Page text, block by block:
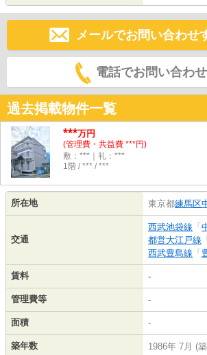
メールでお問い合わせ
電話でお問い合わ
過去掲載物件一覧
***万円
(管理費・共益費 ***円)
敷：***｜礼：***
1階 / *** / ***
所在地 東京都練馬区
交通
西武池袋線 「
都営大江戸線 「
西武豊島線 「
賃料 -
管理費等 -
面積 -
築年数 1986年 7月 (